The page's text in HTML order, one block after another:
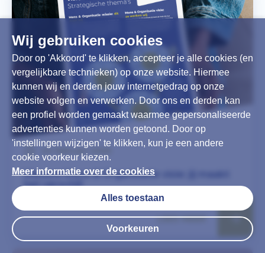
Nieuwe Mens & Organisatie visie: jij maakt
het verschil!
24 februari 2025
LEES MEER
Wij gebruiken cookies
Door op 'Akkoord' te klikken, accepteer je alle cookies (en
vergelijkbare technieken) op onze website. Hiermee
kunnen wij en derden jouw internetgedrag op onze
website volgen en verwerken. Door ons en derden kan
een profiel worden gemaakt waarmee gepersonaliseerde
advertenties kunnen worden getoond. Door op
'instellingen wijzigen' te klikken, kun je een andere
cookie voorkeur kiezen.
Meer informatie over de cookies
Alles toestaan
Voorkeuren